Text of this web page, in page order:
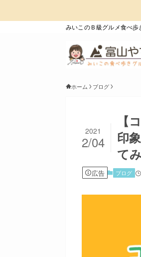
みいこのＢ級グルメ食べ歩
ホーム ブログ
【
印
て
2021
2/04
広告 ブログ